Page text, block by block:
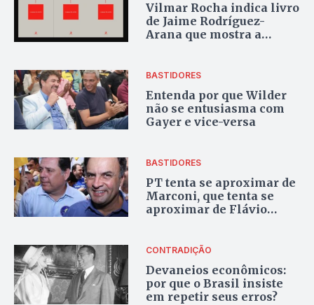
Vilmar Rocha indica livro
de Jaime Rodríguez-
Arana que mostra a
democracia
BASTIDORES
Entenda por que Wilder
não se entusiasma com
Gayer e vice-versa
BASTIDORES
PT tenta se aproximar de
Marconi, que tenta se
aproximar de Flávio
CONTRADIÇÃO
Devaneios econômicos:
por que o Brasil insiste
em repetir seus erros?